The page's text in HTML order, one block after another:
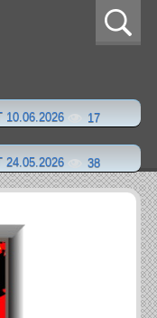
17
38